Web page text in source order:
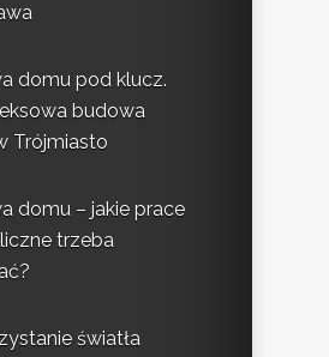
domu pod klucz.
budowa
Trójmiasto
domu – jakie prace
trzeba
światła